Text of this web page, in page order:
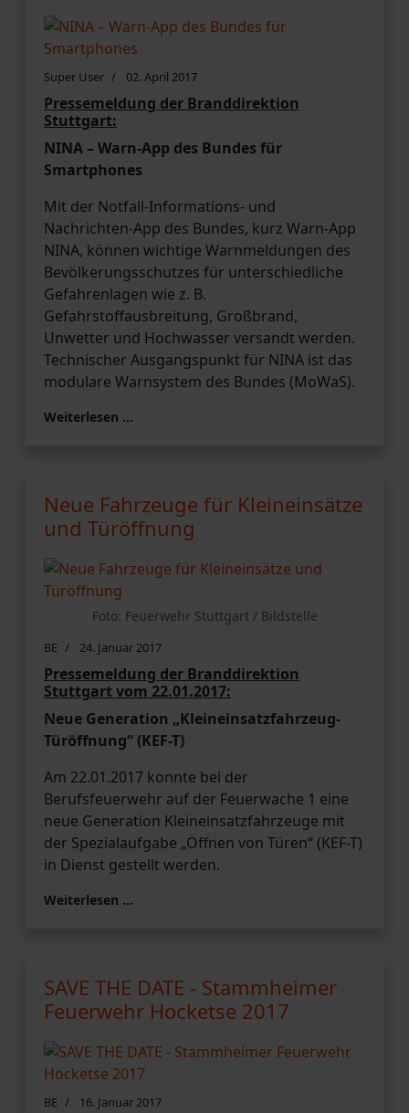
Super User 02. April 2017
Pressemeldung der Branddirektion
Stuttgart:
NINA – Warn-App des Bundes für
Smartphones
Mit der Notfall-Informations- und
Nachrichten-App des Bundes, kurz Warn-App
NINA, können wichtige Warnmeldungen des
Bevölkerungsschutzes für unterschiedliche
Gefahrenlagen wie z. B.
Gefahrstoffausbreitung, Großbrand,
Unwetter und Hochwasser versandt werden.
Technischer Ausgangspunkt für NINA ist das
modulare Warnsystem des Bundes (MoWaS).
Weiterlesen …
Foto: Feuerwehr Stuttgart / Bildstelle
Neue Fahrzeuge für Kleineinsätze
und Türöffnung
BE 24. Januar 2017
Pressemeldung der Branddirektion
Stuttgart vom 22.01.2017:
Neue Generation „Kleineinsatzfahrzeug-
Türöffnung“ (KEF-T)
Am 22.01.2017 konnte bei der
Berufsfeuerwehr auf der Feuerwache 1 eine
neue Generation Kleineinsatzfahrzeuge mit
der Spezialaufgabe „Öffnen von Türen“ (KEF-T)
in Dienst gestellt werden.
Weiterlesen …
SAVE THE DATE - Stammheimer
Feuerwehr Hocketse 2017
BE 16. Januar 2017